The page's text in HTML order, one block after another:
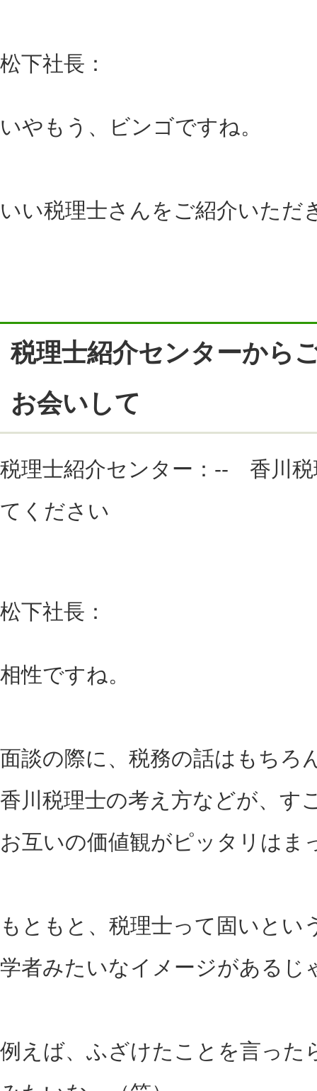
松下社長：
いやもう、ビンゴですね。
いい税理士さんをご紹介いただ
税理士紹介センターから
お会いして
税理士紹介センター：-- 香川
てください
松下社長：
相性ですね。
面談の際に、税務の話はもちろ
香川税理士の考え方などが、す
お互いの価値観がピッタリはま
もともと、税理士って固いとい
学者みたいなイメージがあるじ
例えば、ふざけたことを言った